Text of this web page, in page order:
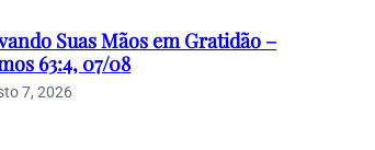
Suas Mãos em Gratidão –
63:4, 07/08
7, 2026